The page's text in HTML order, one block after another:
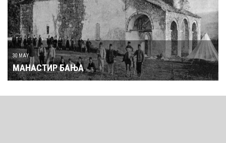
30 MAY
МАНАСТИР БАЊА